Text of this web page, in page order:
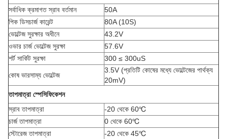
সর্বাধিক ক্রমাগত স্রাব বর্তমান
50A
পিক ডিসচার্জ কারেন্ট
80A (10S)
ভোল্টেজ সুরক্ষার অধীনে
43.2V
ওভার চার্জ ভোল্টেজ সুরক্ষা
57.6V
শর্ট সার্কিট সুরক্ষা
300 ≤ 300uS
কোষ ভারসাম্য ভোল্টেজ
3.5V (প্রতিটি কোষের মধ্যে ভোল্টেজের পার্থক্য
20mV)
তাপমাত্রা স্পেসিফিকেশন
স্রাব তাপমাত্রা
-20 থেকে 60℃
চার্জ তাপমাত্রা
0 থেকে 60℃
স্টোরেজ তাপমাত্রা
-20 থেকে 45℃